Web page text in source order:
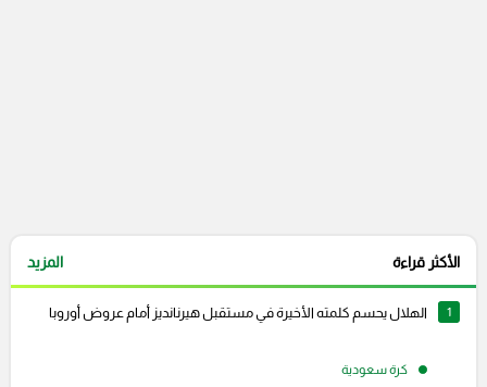
الأكثر قراءة المزيد
1 الهلال يحسم كلمته الأخيرة في مستقبل هيرنانديز أمام عروض أوروبا
كرة سعودية